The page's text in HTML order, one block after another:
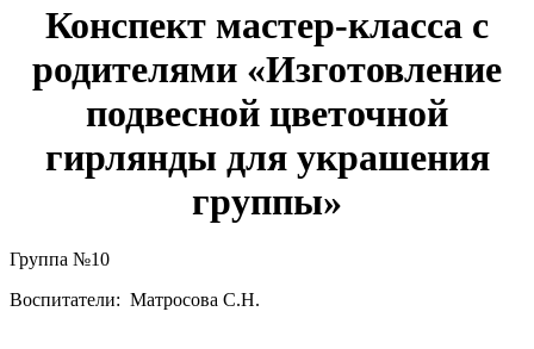
Конспект мастер-класса с
родителями «Изготовление
подвесной цветочной
гирлянды для украшения
группы»
Группа №10
Воспитатели: Матросова С.Н.